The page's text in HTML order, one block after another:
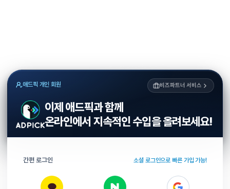
애드픽 개인 회원 비즈파트너 서비스
이제 애드픽과 함께
온라인에서 지속적인 수입을 올려보세요!
간편 로그인 소셜 로그인으로 빠른 가입 가능!